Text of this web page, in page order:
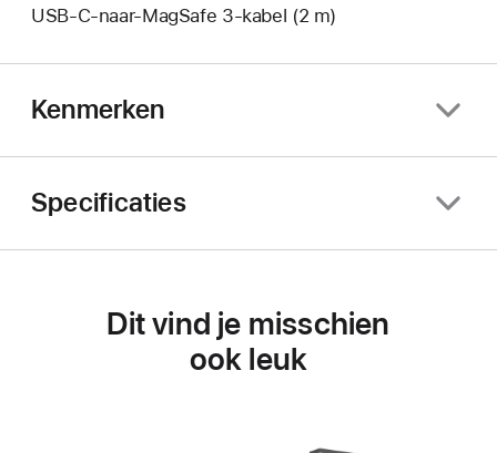
USB‑C-naar-MagSafe 3-kabel (2 m)
Kenmerken
Specificaties
Dit vind je misschien
ook leuk